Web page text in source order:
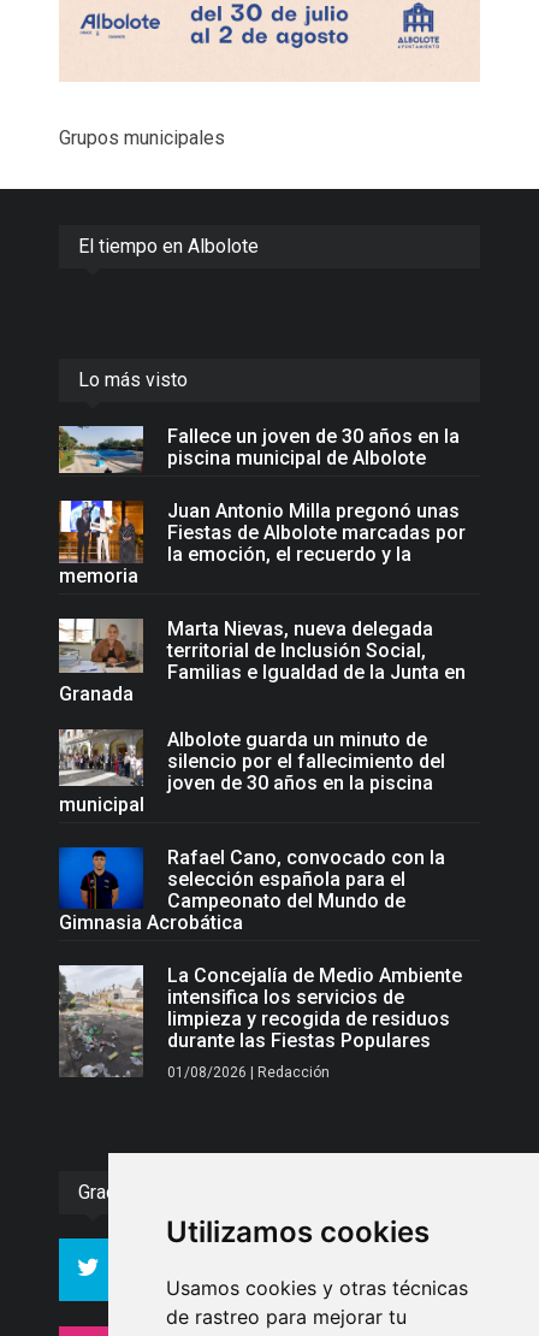
Utilizamos cookies
Usamos cookies y otras técnicas
de rastreo para mejorar tu
Grupos municipales
El tiempo en Albolote
Lo más visto
Fallece un joven de 30 años en la
piscina municipal de Albolote
Juan Antonio Milla pregonó unas
Fiestas de Albolote marcadas por
la emoción, el recuerdo y la
memoria
Marta Nievas, nueva delegada
territorial de Inclusión Social,
Familias e Igualdad de la Junta en
Granada
Albolote guarda un minuto de
silencio por el fallecimiento del
joven de 30 años en la piscina
municipal
Rafael Cano, convocado con la
selección española para el
Campeonato del Mundo de
Gimnasia Acrobática
La Concejalía de Medio Ambiente
intensifica los servicios de
limpieza y recogida de residuos
durante las Fiestas Populares
01/08/2026 | Redacción
Gracias :)
Seguidores
Seguidores